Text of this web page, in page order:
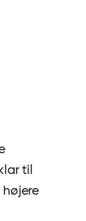
til
højere